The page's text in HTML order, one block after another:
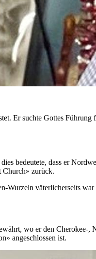
Er suchte Gottes
bedeutete, dass er
zurück.
Wurzeln väterlicherseits
wo er den
angeschlossen ist.